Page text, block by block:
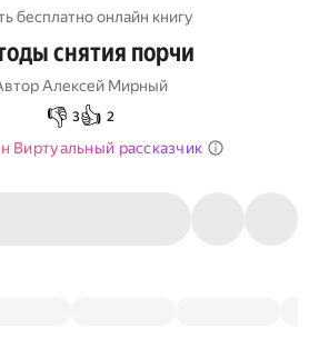
бесплатно онлайн книгу
снятия порчи
Алексей Мирный
👎 3👍 2
Виртуальный рассказчик